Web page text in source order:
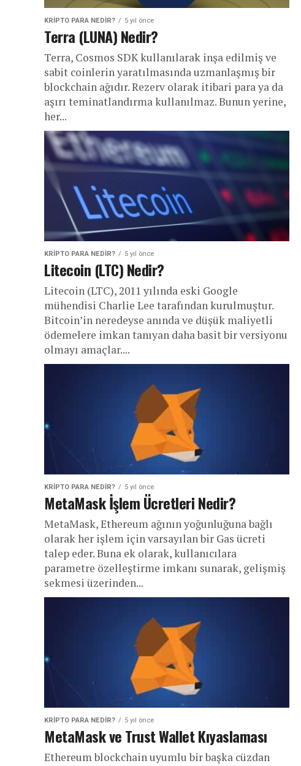
KRIPTO PARA NEDIR? 5 yıl önce
Terra (LUNA) Nedir?
Terra, Cosmos SDK kullanılarak inşa edilmiş ve
sabit coinlerin yaratılmasında uzmanlaşmış bir
blockchain ağıdır. Rezerv olarak itibari para ya da
aşırı teminatlandırma kullanılmaz. Bunun yerine,
her...
KRIPTO PARA NEDIR? 5 yıl önce
Litecoin (LTC) Nedir?
Litecoin (LTC), 2011 yılında eski Google
mühendisi Charlie Lee tarafından kurulmuştur.
Bitcoin’in neredeyse anında ve düşük maliyetli
ödemelere imkan tanıyan daha basit bir versiyonu
olmayı amaçlar....
KRIPTO PARA NEDIR? 5 yıl önce
MetaMask İşlem Ücretleri Nedir?
MetaMask, Ethereum ağının yoğunluğuna bağlı
olarak her işlem için varsayılan bir Gas ücreti
talep eder. Buna ek olarak, kullanıcılara
parametre özelleştirme imkanı sunarak, gelişmiş
sekmesi üzerinden...
KRIPTO PARA NEDIR? 5 yıl önce
MetaMask ve Trust Wallet Kıyaslaması
Ethereum blockchain uyumlu bir başka cüzdan